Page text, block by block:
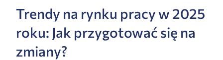
Trendy na rynku pracy w 2025
roku: Jak przygotować się na
zmiany?